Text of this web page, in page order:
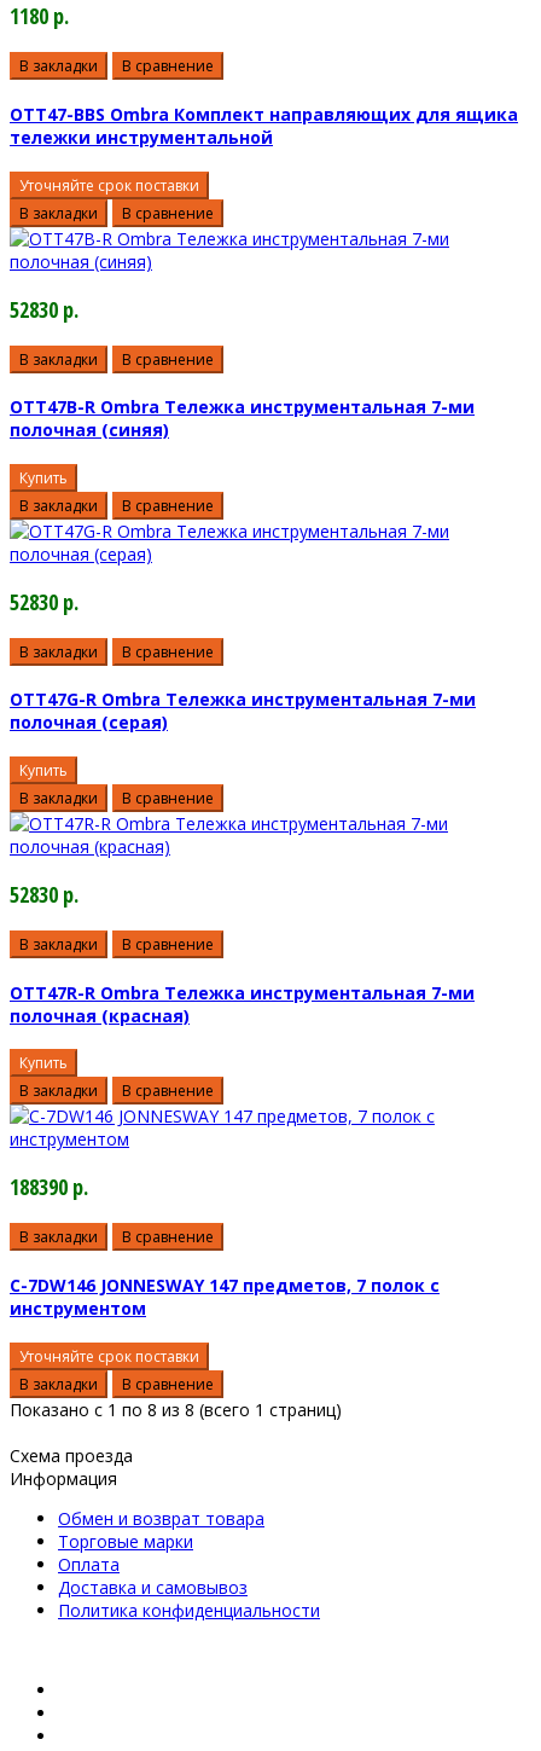
1180 р.
В закладки В сравнение
OTT47-BBS Ombra Комплект направляющих для ящика
тележки инструментальной
Уточняйте срок поставки
В закладки
В сравнение
52830 р.
В закладки В сравнение
OTT47B-R Ombra Тележка инструментальная 7-ми
полочная (синяя)
Купить
В закладки
В сравнение
52830 р.
В закладки В сравнение
OTT47G-R Ombra Тележка инструментальная 7-ми
полочная (серая)
Купить
В закладки
В сравнение
52830 р.
В закладки В сравнение
OTT47R-R Ombra Тележка инструментальная 7-ми
полочная (красная)
Купить
В закладки
В сравнение
188390 р.
В закладки В сравнение
C-7DW146 JONNESWAY 147 предметов, 7 полок с
инструментом
Уточняйте срок поставки
В закладки
В сравнение
Показано с 1 по 8 из 8 (всего 1 страниц)
Схема проезда
Информация
Обмен и возврат товара
Торговые марки
Оплата
Доставка и самовывоз
Политика конфиденциальности